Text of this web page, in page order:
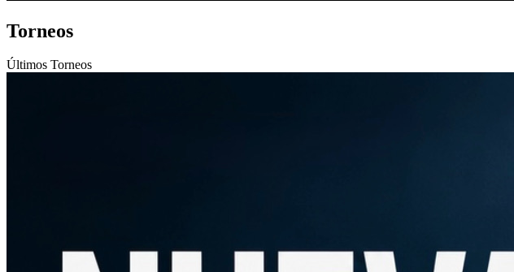
Torneos
Últimos Torneos